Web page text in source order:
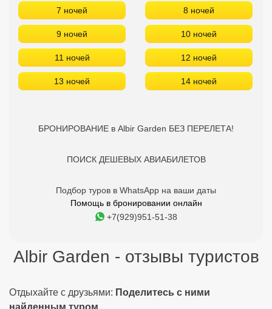
7 ночей 8 ночей
9 ночей 10 ночей
11 ночей 12 ночей
13 ночей 14 ночей
БРОНИРОВАНИЕ в Albir Garden БЕЗ ПЕРЕЛЕТА!
ПОИСК ДЕШЕВЫХ АВИАБИЛЕТОВ
Подбор туров в WhatsApp на ваши даты
Помощь в бронировании онлайн
+7(929)951-51-38
Albir Garden - отзывы туристов
Отдыхайте с друзьями: Поделитесь с ними
найденным туром.